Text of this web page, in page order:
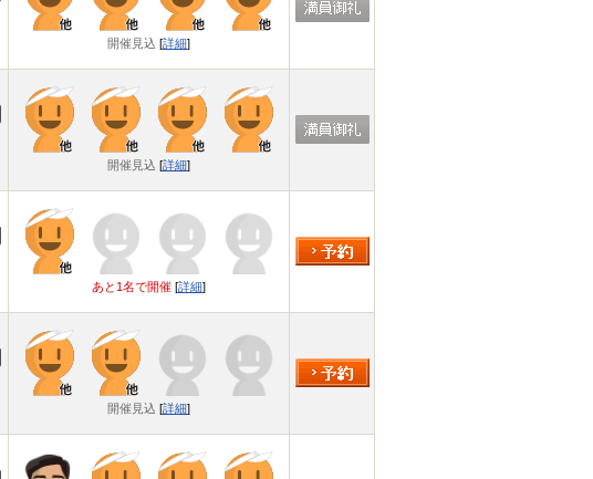
開催見込 [詳細]
開催見込 [詳細]
あと1名で開催 [詳細]
開催見込 [詳細]